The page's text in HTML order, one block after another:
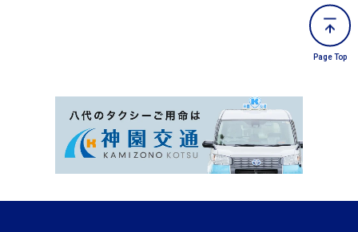
Page Top